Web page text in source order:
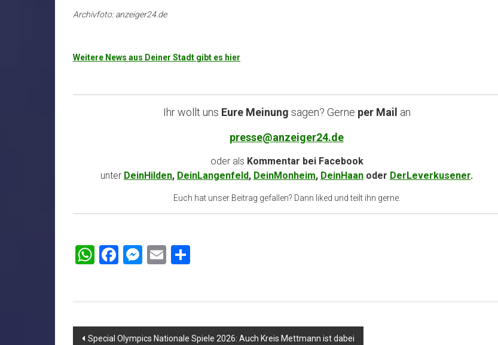
Archivfoto: anzeiger24.de
Weitere News aus Deiner Stadt gibt es hier
Ihr wollt uns Eure Meinung sagen? Gerne per Mail an
presse@anzeiger24.de
oder als Kommentar bei Facebook
unter DeinHilden, DeinLangenfeld, DeinMonheim, DeinHaan oder DerLeverkusener.
Euch hat unser Beitrag gefallen? Dann liked und teilt ihn gerne.
WhatsApp
Facebook
Messenger
Email
Beitragsnavigation
Special Olympics Nationale Spiele 2026: Auch Kreis Mettmann ist dabei